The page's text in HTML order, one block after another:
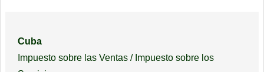
Cuba
Impuesto sobre las Ventas / Impuesto sobre los